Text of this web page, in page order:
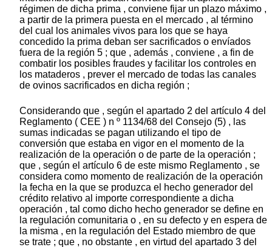
régimen de dicha prima , conviene fijar un plazo máximo ,
a partir de la primera puesta en el mercado , al término
del cual los animales vivos para los que se haya
concedido la prima deban ser sacrificados o envíados
fuera de la región 5 ; que , además , conviene , a fin de
combatir los posibles fraudes y facilitar los controles en
los mataderos , prever el mercado de todas las canales
de ovinos sacrificados en dicha región ;
Considerando que , según el apartado 2 del artículo 4 del
Reglamento ( CEE ) n º 1134/68 del Consejo (5) , las
sumas indicadas se pagan utilizando el tipo de
conversión que estaba en vigor en el momento de la
realización de la operación o de parte de la operación ;
que , según el artículo 6 de este mismo Reglamento , se
considera como momento de realización de la operación
la fecha en la que se produzca el hecho generador del
crédito relativo al importe correspondiente a dicha
operación , tal como dicho hecho generador se define en
la regulación comunitaria o , en su defecto y en espera de
la misma , en la regulación del Estado miembro de que
se trate ; que , no obstante , en virtud del apartado 3 del